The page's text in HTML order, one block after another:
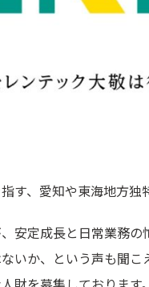
す、愛知や東海地方独
安定成長と日常業務
か、という声も聞こ